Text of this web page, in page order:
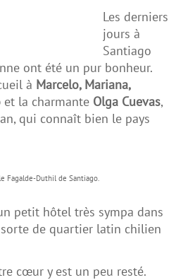
Les derniers
jours à
Santiago
ont été un pur bonheur.
à Marcelo, Mariana,
et la charmante Olga Cuevas,
qui connaît bien le pays
Fagalde-Duthil de Santiago.
petit hôtel très sympa dans
sorte de quartier latin chilien
cœur y est un peu resté.